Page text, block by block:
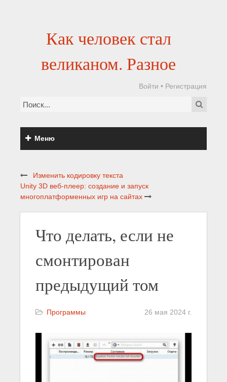
Как человек стал
великаном. Разное
Войти • Регистрация
Меню
Изменить кодировку текста
Unity 3D веб-плеер: создание и запуск
многоплатформенных игр на сайтах
Что делать, если не
смонтирован
предыдущий том
Программы 26 мая 2024 г.